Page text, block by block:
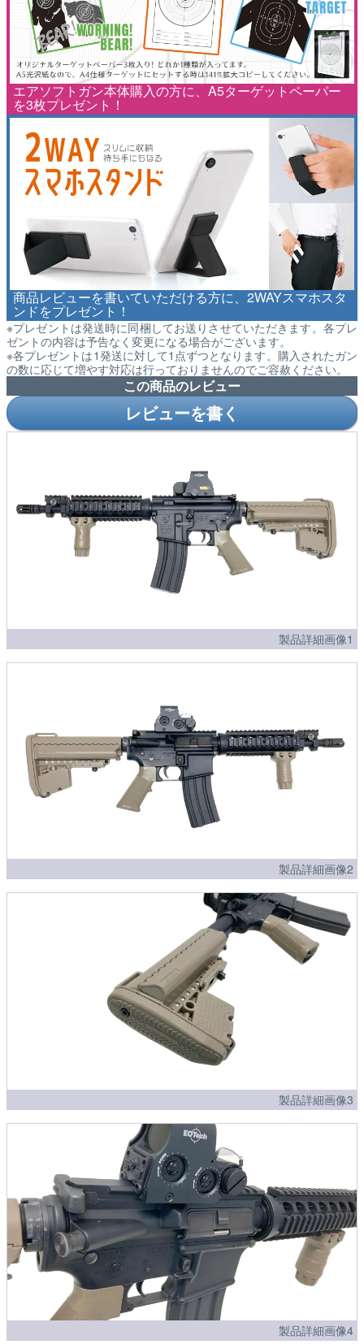
エアソフトガン本体購入の方に、A5ターゲットペーパー
を3枚プレゼント！
商品レビューを書いていただける方に、2WAYスマホスタ
ンドをプレゼント！
※プレゼントは発送時に同梱してお送りさせていただきます。各プレ
ゼントの内容は予告なく変更になる場合がございます。
※各プレゼントは1発送に対して1点ずつとなります。購入されたガン
の数に応じて増やす対応は行っておりませんのでご容赦ください。
この商品のレビュー
レビューを書く
製品詳細画像1
製品詳細画像2
製品詳細画像3
製品詳細画像4